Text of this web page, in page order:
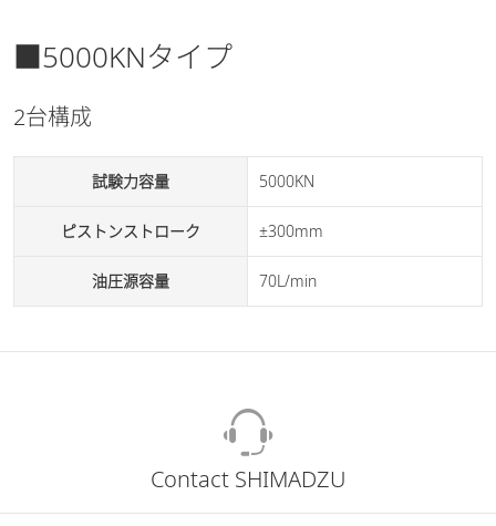
■5000KNタイプ
2台構成
試験力容量 5000KN
ピストンストローク ±300mm
油圧源容量 70L/min
Contact SHIMADZU